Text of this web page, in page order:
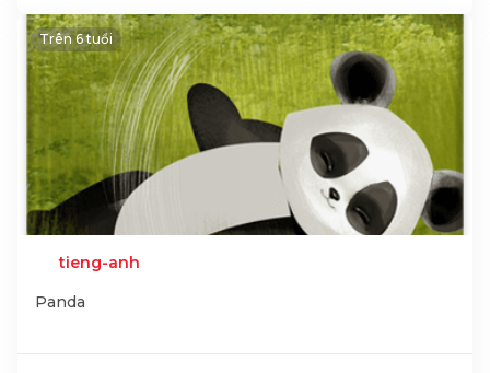
Trên 6 tuổi
tieng-anh
Panda